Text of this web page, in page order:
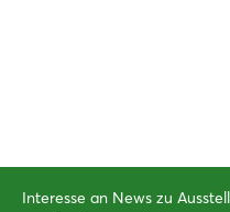
Interesse an News zu